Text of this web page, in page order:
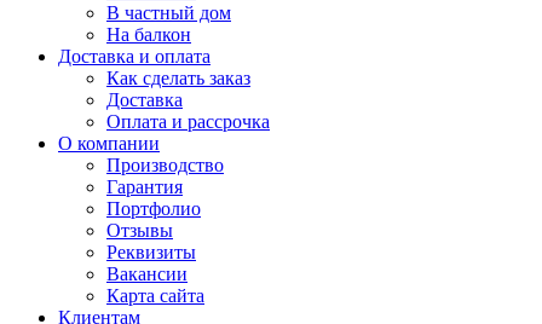
В частный дом
На балкон
Доставка и оплата
Как сделать заказ
Доставка
Оплата и рассрочка
О компании
Производство
Гарантия
Портфолио
Отзывы
Реквизиты
Вакансии
Карта сайта
Клиентам